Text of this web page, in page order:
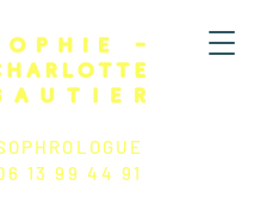
13 99 44 91